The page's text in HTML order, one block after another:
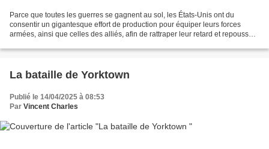
Parce que toutes les guerres se gagnent au sol, les États-Unis ont du
consentir un gigantesque effort de production pour équiper leurs forces
armées, ainsi que celles des alliés, afin de rattraper leur retard et repousser
La bataille de Yorktown
Publié le 14/04/2025 à 08:53
Par Vincent Charles